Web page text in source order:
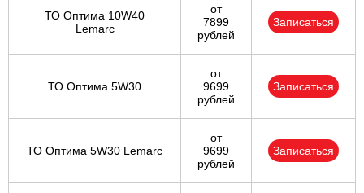
ТО Оптима 10W40
Lemarc
от
7899
рублей
Записаться
ТО Оптима 5W30
от
9699
рублей
Записаться
ТО Оптима 5W30 Lemarc
от
9699
рублей
Записаться